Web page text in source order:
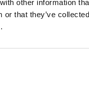
other information
or that they’ve
egenskaper gör
samtidigt som
ofärgat läder
och lyfter fram